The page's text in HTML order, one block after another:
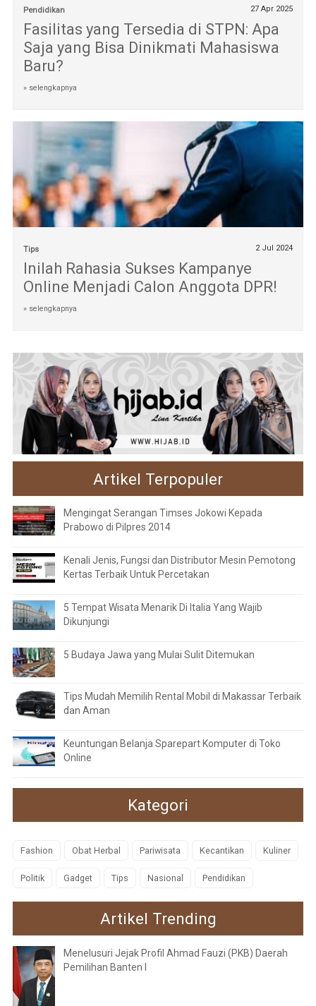
Pendidikan 27 Apr 2025
Fasilitas yang Tersedia di STPN: Apa
Saja yang Bisa Dinikmati Mahasiswa
Baru?
» selengkapnya
Tips 2 Jul 2024
Inilah Rahasia Sukses Kampanye
Online Menjadi Calon Anggota DPR!
» selengkapnya
Artikel Terpopuler
Mengingat Serangan Timses Jokowi Kepada
Prabowo di Pilpres 2014
Kenali Jenis, Fungsi dan Distributor Mesin Pemotong
Kertas Terbaik Untuk Percetakan
5 Tempat Wisata Menarik Di Italia Yang Wajib
Dikunjungi
5 Budaya Jawa yang Mulai Sulit Ditemukan
Tips Mudah Memilih Rental Mobil di Makassar Terbaik
dan Aman
Keuntungan Belanja Sparepart Komputer di Toko
Online
Kategori
Fashion Obat Herbal Pariwisata Kecantikan Kuliner
Politik Gadget Tips Nasional Pendidikan
Artikel Trending
Menelusuri Jejak Profil Ahmad Fauzi (PKB) Daerah
Pemilihan Banten I